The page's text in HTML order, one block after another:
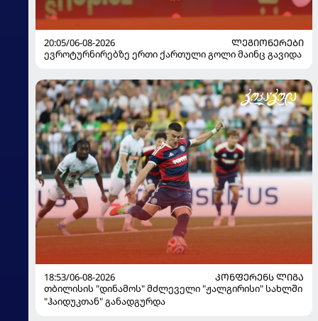
20:05/06-08-2026
ᲚᲔᲒᲘᲝᲜᲔᲠᲔᲑᲘ
ევროტურნირებზე ერთი ქართული გოლი მაინც გავიდა
18:53/06-08-2026
ᲙᲝᲜᲤᲔᲠᲔᲜᲡ ᲚᲘᲒᲐ
თბილისის "დინამოს" მძლეველი "ჟალგირისი" სახლში
"ჰაიდუკთან" განადგურდა